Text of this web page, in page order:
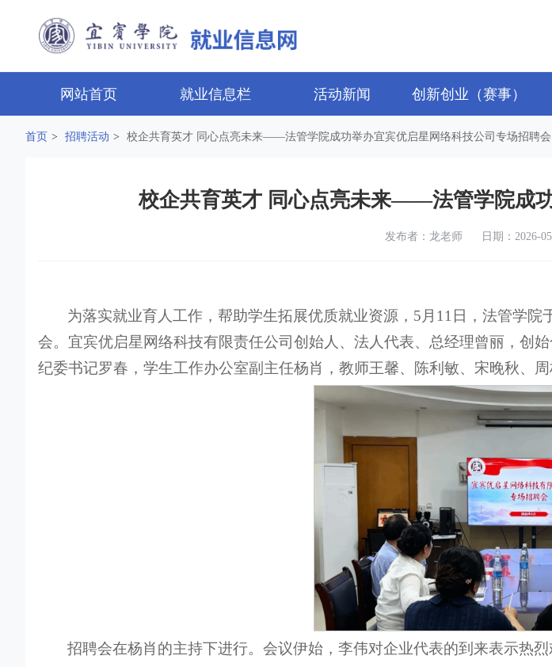
网站首页 就业信息栏 活动新闻 创新创业（赛事）
首页 > 招聘活动 > 校企共育英才 同心点亮未来——法管学院成功举办宜宾优启星网络科技公司专场招聘会
校企共育英才 同心点亮未来——法管学院成
发布者：龙老师 日期：2026-
为落实就业育人工作，帮助学生拓展优质就业资源，5月11日，法管学
会。宜宾优启星网络科技有限责任公司创始人、法人代表、总经理曾丽，创
纪委书记罗春，学生工作办公室副主任杨肖，教师王馨、陈利敏、宋晚秋、
招聘会在杨肖的主持下进行。会议伊始，李伟对企业代表的到来表示热